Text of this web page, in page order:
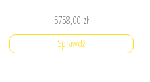
5758,00 zł
Sprawdź